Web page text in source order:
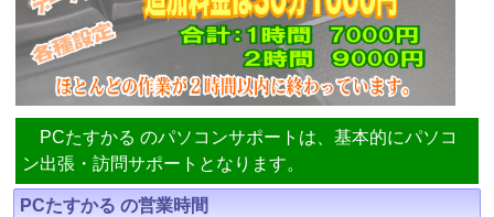
PCたすかる のパソコンサポートは、基本的にパソコ
ン出張・訪問サポートとなります。
PCたすかる の営業時間